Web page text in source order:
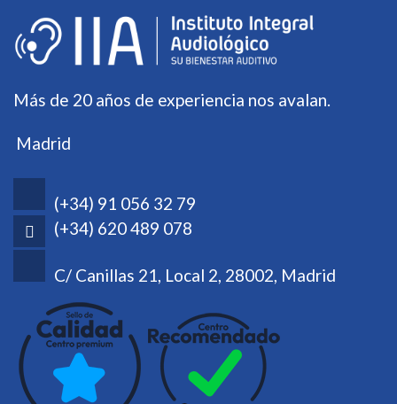
Más de 20 años de experiencia nos avalan.
Madrid
(+34) 91 056 32 79
(+34) 620 489 078
C/ Canillas 21, Local 2, 28002, Madrid